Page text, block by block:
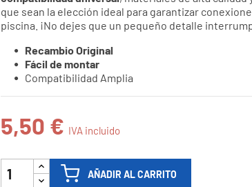
que sean la elección ideal para garantizar
piscina. ¡No dejes que un pequeño detalle
Recambio Original
Fácil de montar
Compatibilidad Amplia
5,50 € IVA incluido
AÑADIR AL CARRITO